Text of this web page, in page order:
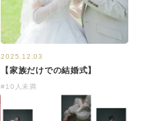
2025.12.03
【家族だけでの結婚式】
#10人未満